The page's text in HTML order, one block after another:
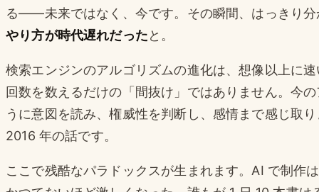
る——未来ではなく、今です。その瞬間、はっきり分
やり方が時代遅れだったと。
検索エンジンのアルゴリズムの進化は、想像以上に
回数を数えるだけの「間抜け」ではありません。今
うに意図を読み、権威性を判断し、感情まで感じ取
2016 年の話です。
ここで残酷なパラドックスが生まれます。AI で制作